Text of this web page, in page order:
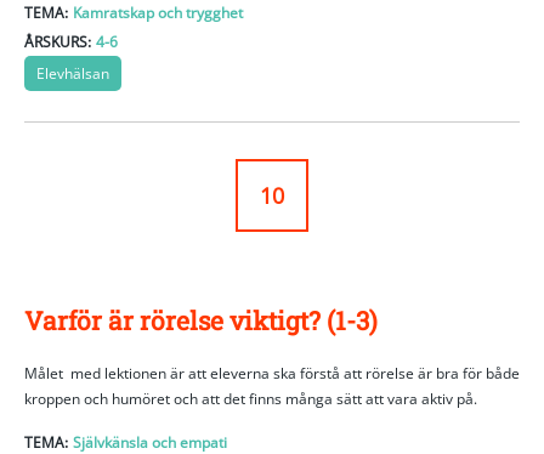
TEMA: Kamratskap och trygghet
ÅRSKURS: 4-6
Elevhälsan
10
Varför är rörelse viktigt? (1-3)
Målet med lektionen är att eleverna ska förstå att rörelse är bra för både
kroppen och humöret och att det finns många sätt att vara aktiv på.
TEMA: Självkänsla och empati